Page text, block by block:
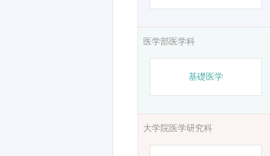
医学部医学科
基礎医学
大学院医学研究科